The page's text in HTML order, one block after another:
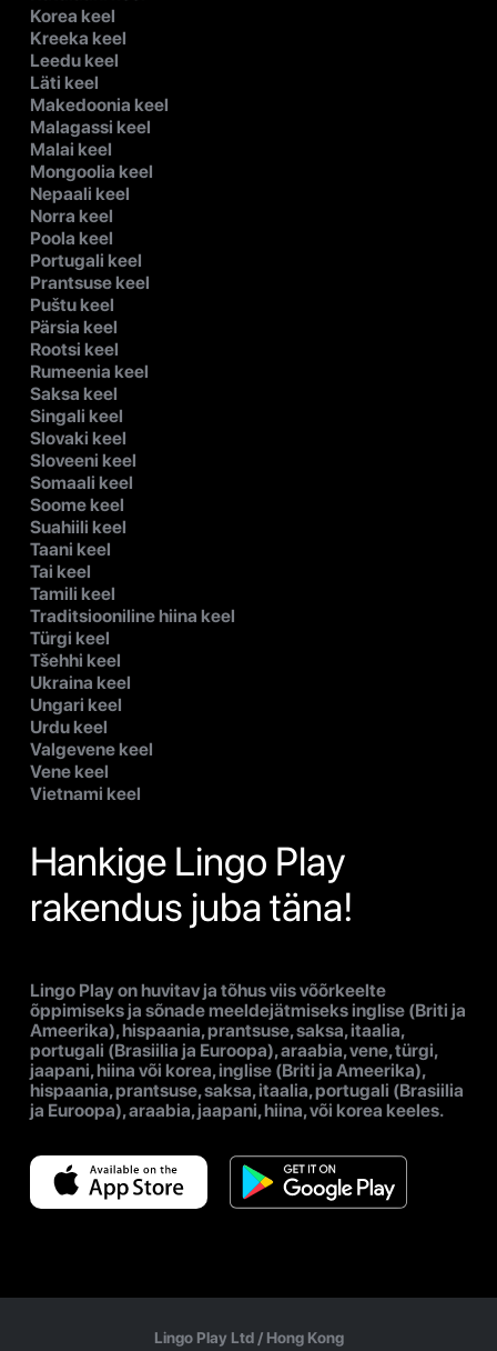
Korea keel
Kreeka keel
Leedu keel
Läti keel
Makedoonia keel
Malagassi keel
Malai keel
Mongoolia keel
Nepaali keel
Norra keel
Poola keel
Portugali keel
Prantsuse keel
Puštu keel
Pärsia keel
Rootsi keel
Rumeenia keel
Saksa keel
Singali keel
Slovaki keel
Sloveeni keel
Somaali keel
Soome keel
Suahiili keel
Taani keel
Tai keel
Tamili keel
Traditsiooniline hiina keel
Türgi keel
Tšehhi keel
Ukraina keel
Ungari keel
Urdu keel
Valgevene keel
Vene keel
Vietnami keel
Hankige Lingo Play
rakendus juba täna!
Lingo Play on huvitav ja tõhus viis võõrkeelte
õppimiseks ja sõnade meeldejätmiseks inglise (Briti ja
Ameerika), hispaania, prantsuse, saksa, itaalia,
portugali (Brasiilia ja Euroopa), araabia, vene, türgi,
jaapani, hiina või korea, inglise (Briti ja Ameerika),
hispaania, prantsuse, saksa, itaalia, portugali (Brasiilia
ja Euroopa), araabia, jaapani, hiina, või korea keeles.
Lingo Play Ltd / Hong Kong